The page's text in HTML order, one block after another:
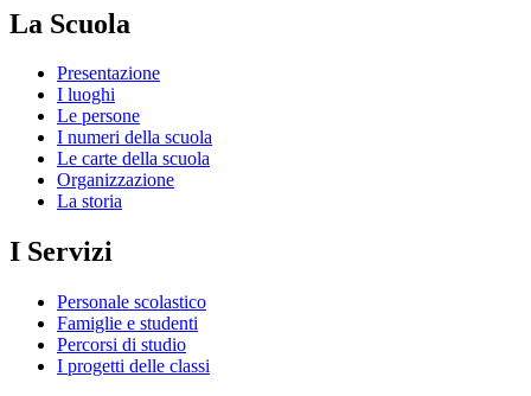
La Scuola
Presentazione
I luoghi
Le persone
I numeri della scuola
Le carte della scuola
Organizzazione
La storia
I Servizi
Personale scolastico
Famiglie e studenti
Percorsi di studio
I progetti delle classi